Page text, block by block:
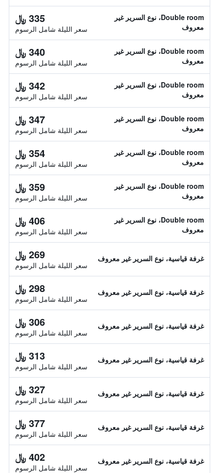
Double room، نوع السرير غير
معروف
335 ﷼
سعر الليلة شامل الرسوم
Double room، نوع السرير غير
معروف
340 ﷼
سعر الليلة شامل الرسوم
Double room، نوع السرير غير
معروف
342 ﷼
سعر الليلة شامل الرسوم
Double room، نوع السرير غير
معروف
347 ﷼
سعر الليلة شامل الرسوم
Double room، نوع السرير غير
معروف
354 ﷼
سعر الليلة شامل الرسوم
Double room، نوع السرير غير
معروف
359 ﷼
سعر الليلة شامل الرسوم
Double room، نوع السرير غير
معروف
406 ﷼
سعر الليلة شامل الرسوم
غرفة قياسية، نوع السرير غير معروف 269 ﷼
سعر الليلة شامل الرسوم
غرفة قياسية، نوع السرير غير معروف 298 ﷼
سعر الليلة شامل الرسوم
غرفة قياسية، نوع السرير غير معروف 306 ﷼
سعر الليلة شامل الرسوم
غرفة قياسية، نوع السرير غير معروف 313 ﷼
سعر الليلة شامل الرسوم
غرفة قياسية، نوع السرير غير معروف 327 ﷼
سعر الليلة شامل الرسوم
غرفة قياسية، نوع السرير غير معروف 377 ﷼
سعر الليلة شامل الرسوم
غرفة قياسية، نوع السرير غير معروف 402 ﷼
سعر الليلة شامل الرسوم